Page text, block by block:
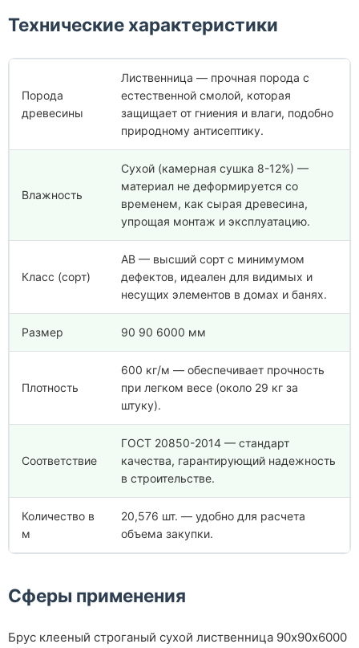
Технические характеристики
Порода
древесины
Лиственница — прочная порода с
естественной смолой, которая
защищает от гниения и влаги, подобно
природному антисептику.
Влажность
Сухой (камерная сушка 8-12%) —
материал не деформируется со
временем, как сырая древесина,
упрощая монтаж и эксплуатацию.
Класс (сорт)
АВ — высший сорт с минимумом
дефектов, идеален для видимых и
несущих элементов в домах и банях.
Размер 90 90 6000 мм
Плотность
600 кг/м — обеспечивает прочность
при легком весе (около 29 кг за
штуку).
Соответствие
ГОСТ 20850-2014 — стандарт
качества, гарантирующий надежность
в строительстве.
Количество в
м
20,576 шт. — удобно для расчета
объема закупки.
Сферы применения
Брус клееный строганый сухой лиственница 90х90х6000